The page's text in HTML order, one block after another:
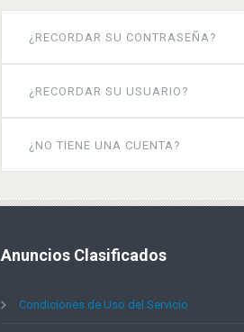
¿RECORDAR SU CONTRASEÑA?
¿RECORDAR SU USUARIO?
¿NO TIENE UNA CUENTA?
AnunciosClasificados
Condiciones de Uso del Servicio